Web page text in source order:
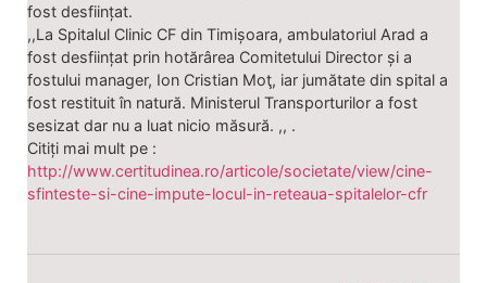
fost desființat.
,,La Spitalul Clinic CF din Timișoara, ambulatoriul Arad a
fost desființat prin hotărârea Comitetului Director și a
fostului manager, Ion Cristian Moţ, iar jumătate din spital a
fost restituit în natură. Ministerul Transporturilor a fost
sesizat dar nu a luat nicio măsură. ,, .
Citiți mai mult pe :
http://www.certitudinea.ro/articole/societate/view/cine-
sfinteste-si-cine-impute-locul-in-reteaua-spitalelor-cfr